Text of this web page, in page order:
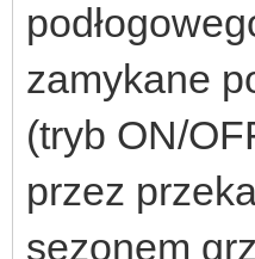
zamykane
(tryb ON/
przez
sezonem